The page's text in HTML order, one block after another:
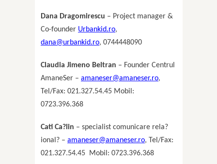
Dana Dragomirescu – Project manager &
Co-founder Urbankid.ro,
dana@urbankid.ro, 0744448090
Claudia Jimeno Beltran – Founder Centrul
AmaneSer – amaneser@amaneser.ro,
Tel/Fax: 021.327.54.45 Mobil:
0723.396.368
Cati Ca?lin – specialist comunicare rela?
ional? – amaneser@amaneser.ro, Tel/Fax:
021.327.54.45
Mobil: 0723.396.368